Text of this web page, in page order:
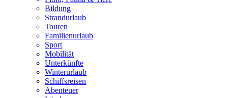
Bildung
Strandurlaub
Touren
Familienurlaub
Sport
Mobilität
Unterkünfte
Winterurlaub
Schiffsreisen
Abenteuer